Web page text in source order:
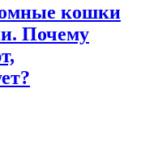
кошки
Почему